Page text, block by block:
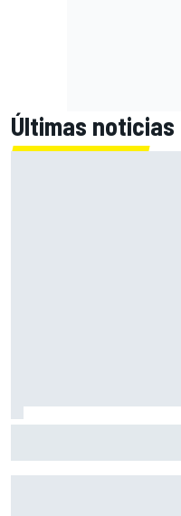
Últimas noticias